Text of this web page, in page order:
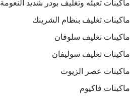
ماكينات تعبئه وتغليف بودر شديد النعومة
ماكينات تغليف بنظام الشرينك
ماكينات تغليف سلوفان
ماكينات تغليف سوليفان
ماكينات عصر الزيوت
ماكينات فاكيوم